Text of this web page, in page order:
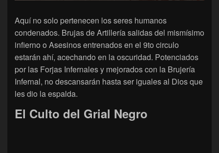
Aquí no solo pertenecen los seres humanos
condenados. Brujas de Artillería salidas del mismísimo
infierno o Asesinos entrenados en el 9to circulo
estarán ahí, acechando en la oscuridad. Potenciados
por las Forjas Infernales y mejorados con la Brujería
Infernal, no descansarán hasta ser iguales al Dios que
les dio la espalda.
El Culto del Grial Negro